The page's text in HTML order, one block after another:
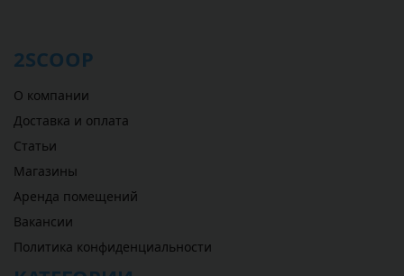
2SCOOP
О компании
Доставка и оплата
Статьи
Магазины
Аренда помещений
Вакансии
Политика конфиденциальности